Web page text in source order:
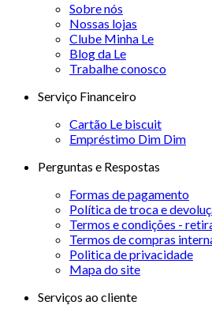
Sobre nós
Nossas lojas
Clube Minha Le
Blog da Le
Trabalhe conosco
Serviço Financeiro
Cartão Le biscuit
Empréstimo Dim Dim
Perguntas e Respostas
Formas de pagamento
Política de troca e
Termos e condições -
Termos de compras
Politica de privacidade
Mapa do site
Serviços ao cliente